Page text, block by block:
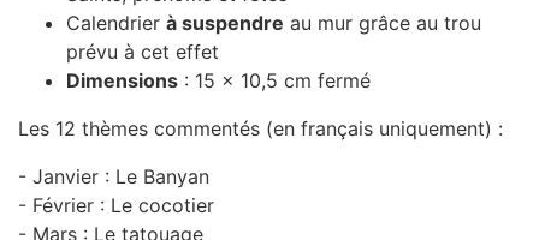
Calendrier à suspendre au mur grâce au trou
prévu à cet effet
Dimensions : 15 x 10,5 cm fermé
Les 12 thèmes commentés (en français uniquement) :
- Janvier : Le Banyan
- Février : Le cocotier
- Mars : Le tatouage